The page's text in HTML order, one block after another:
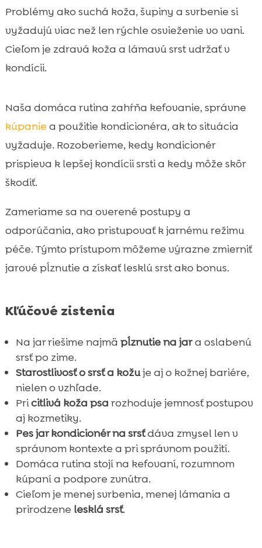
 Výživa ako základ: čo ovplyvňuje lesk,
hustotu a pĺznutie
CricksyDog krmivá pre jarnú podporu srsti
a citlivej kože

Vitamíny a doplnky pre podporu srsti
počas jari
 Jemná kozmetika pre citlivé psy: umývanie
a ochrana labiek
Hygiena, ktorá súvisí so srsťou: zuby, dych a
 Záver
 FAQ
Problémy ako suchá koža, šupiny a svrbenie si
vyžadujú viac než len rýchle osvieženie vo vani.
Cieľom je zdravá koža a lámavú srst udržať v
kondícii.
Naša domáca rutina zahŕňa kefovanie, správne
kúpanie a použitie kondicionéra, ak to situácia
vyžaduje. Rozoberieme, kedy kondicionér
prispieva k lepšej kondícii srsti a kedy môže skôr
škodiť.
Zameriame sa na overené postupy a
odporúčania, ako pristupovať k jarnému režimu
péče. Týmto prístupom môžeme výrazne zmierniť
jarové pĺznutie a získať lesklú srst ako bonus.
Kľúčové zistenia
Na jar riešime najmä pĺznutie na jara oslabenú
srsť po zime.
Starostlivosť o srsť a kožuje aj o kožnej bariére,
nielen o vzhľade.
Pricitlivá koža psa rozhoduje jemnosť postupov
aj kozmetiky.
Pes jar kondicionér na srsťdáva zmysel len v
správnom kontexte a pri správnom použití.
Domáca rutina stojí na kefovaní, rozumnom
kúpaní a podpore zvnútra.
Cieľom je menej svrbenia, menej lámania a
prirodzene lesklá srsť.